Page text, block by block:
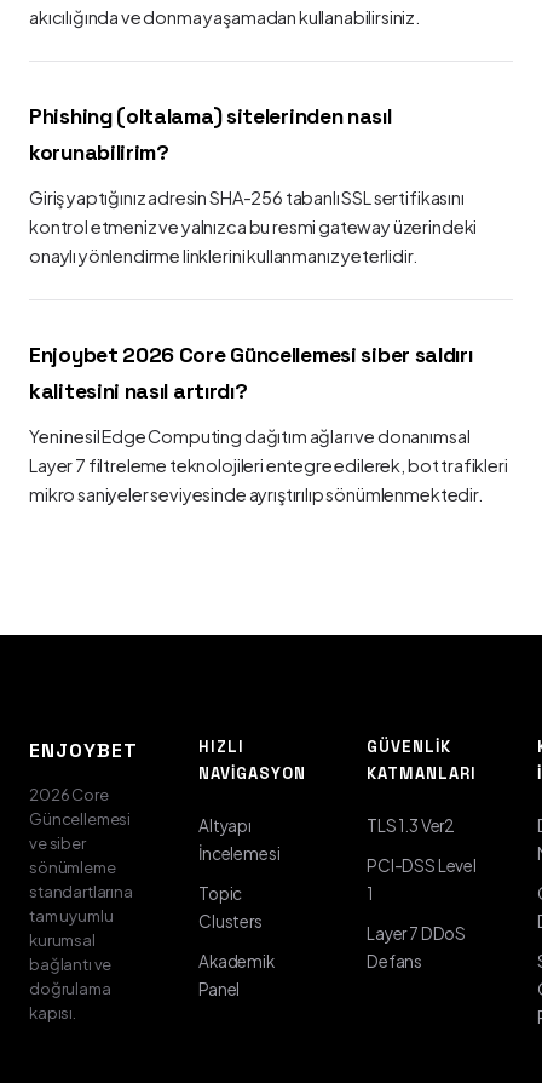
akıcılığında ve donma yaşamadan kullanabilirsiniz.
Phishing (oltalama) sitelerinden nasıl
korunabilirim?
Giriş yaptığınız adresin SHA-256 tabanlı SSL sertifikasını
kontrol etmeniz ve yalnızca bu resmi gateway üzerindeki
onaylı yönlendirme linklerini kullanmanız yeterlidir.
Enjoybet 2026 Core Güncellemesi siber saldırı
kalitesini nasıl artırdı?
Yeni nesil Edge Computing dağıtım ağları ve donanımsal
Layer 7 filtreleme teknolojileri entegre edilerek, bot trafikleri
mikro saniyeler seviyesinde ayrıştırılıp sönümlenmektedir.
ENJOYBET
2026 Core
Güncellemesi
ve siber
sönümleme
standartlarına
tam uyumlu
kurumsal
bağlantı ve
doğrulama
kapısı.
HIZLI
NAVIGASYON
Altyapı
İncelemesi
Topic
Clusters
Akademik
Panel
GÜVENLIK
KATMANLARI
TLS 1.3 Ver2
PCI-DSS Level
1
Layer 7 DDoS
Defans